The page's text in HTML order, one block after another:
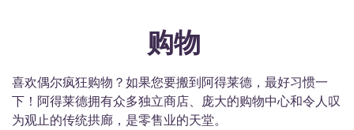
购物
喜欢偶尔疯狂购物？如果您要搬到阿得莱德，最好习惯一
下！阿得莱德拥有众多独立商店、庞大的购物中心和令人叹
为观止的传统拱廊，是零售业的天堂。